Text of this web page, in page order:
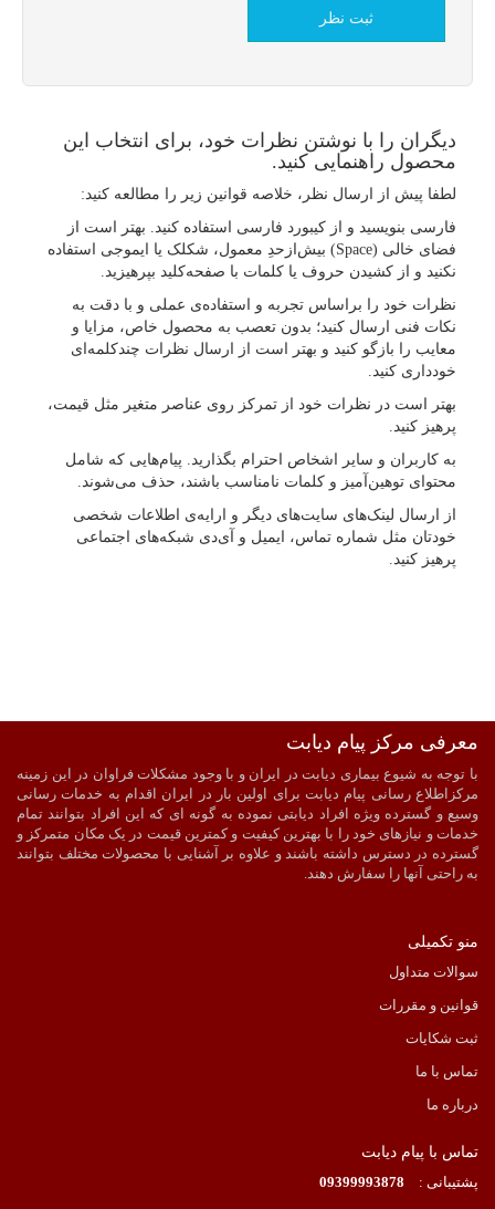
دیگران را با نوشتن نظرات خود، برای انتخاب این
محصول راهنمایی کنید.
لطفا پیش از ارسال نظر، خلاصه قوانین زیر را مطالعه کنید:
فارسی بنویسید و از کیبورد فارسی استفاده کنید. بهتر است از
فضای خالی (Space) بیش‌از‌حدِ معمول، شکلک یا ایموجی استفاده
نکنید و از کشیدن حروف یا کلمات با صفحه‌کلید بپرهیزید.
نظرات خود را براساس تجربه و استفاده‌ی عملی و با دقت به
نکات فنی ارسال کنید؛ بدون تعصب به محصول خاص، مزایا و
معایب را بازگو کنید و بهتر است از ارسال نظرات چندکلمه‌‌ای
خودداری کنید.
بهتر است در نظرات خود از تمرکز روی عناصر متغیر مثل قیمت،
پرهیز کنید.
به کاربران و سایر اشخاص احترام بگذارید. پیام‌هایی که شامل
محتوای توهین‌آمیز و کلمات نامناسب باشند، حذف می‌شوند.
از ارسال لینک‌های سایت‌های دیگر و ارایه‌ی اطلاعات شخصی
خودتان مثل شماره تماس، ایمیل و آی‌دی شبکه‌های اجتماعی
پرهیز کنید.
ضمانت اصالت و سلامت فیزیکی کالا
پرداخت آنلاین ارسال با پیک در شیراز
معرفی مرکز پیام دیابت
با توجه به شیوع بیماری دیابت در ایران و با وجود مشکلات فراوان در این زمینه
مرکزاطلاع رسانی پیام دیابت برای اولین بار در ایران اقدام به خدمات رسانی
وسیع و گسترده ویژه افراد دیابتی نموده به گونه ای که این افراد بتوانند تمام
خدمات و نیازهای خود را با بهترین کیفیت و کمترین قیمت در یک مکان متمرکز و
گسترده در دسترس داشته باشند و علاوه بر آشنایی با محصولات مختلف بتوانند
به راحتی آنها را سفارش دهند.
منو تکمیلی
سوالات متداول
قوانین و مقررات
ثبت شکایات
تماس با ما
درباره ما
تماس با پیام دیابت
پشتیبانی : 09399993878